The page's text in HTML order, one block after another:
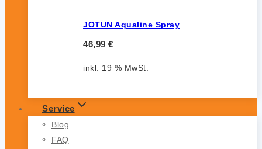
JOTUN Aqualine Spray
46,99 €
inkl. 19 % MwSt.
Service
Blog
FAQ